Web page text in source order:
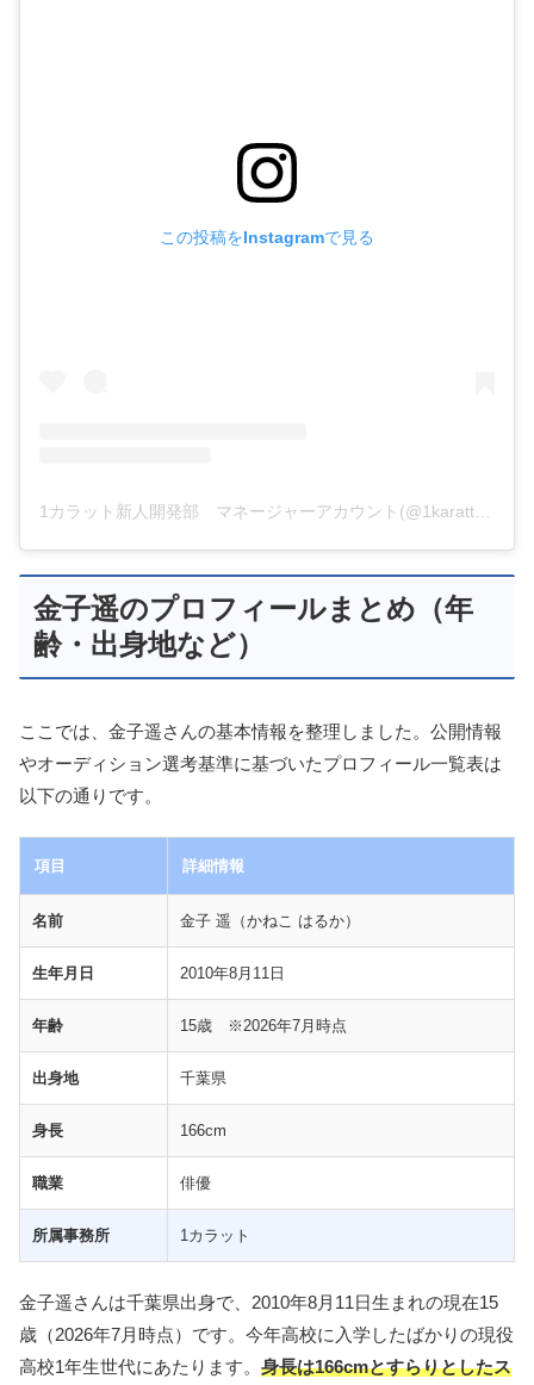
この投稿をInstagramで見る
金子遥のプロフィールまとめ（年
齢・出身地など）
ここでは、金子遥さんの基本情報を整理しました。公開情報
やオーディション選考基準に基づいたプロフィール一覧表は
以下の通りです。
項目 詳細情報
名前 金子 遥（かねこ はるか）
生年月日 2010年8月11日
年齢 15歳 ※2026年7月時点
出身地 千葉県
身長 166cm
職業 俳優
所属事務所 1カラット
金子遥さんは千葉県出身で、2010年8月11日生まれの現在15
歳（2026年7月時点）です。今年高校に入学したばかりの現役
高校1年生世代にあたります。 身長は166cmとすらりとしたス